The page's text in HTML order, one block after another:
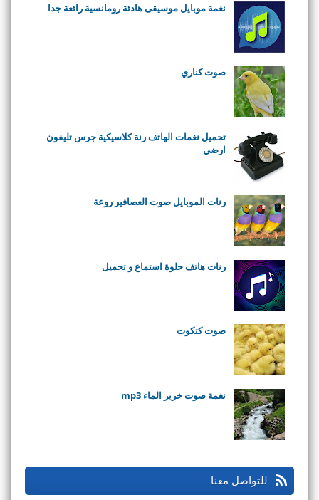
نغمة موبايل موسيقى هادئة رومانسية رائعة جدا
صوت كناري
تحميل نغمات الهاتف رنة كلاسيكية جرس تليفون
ارضي
رنات الموبايل صوت العصافير روعة
رنات هاتف حلوة استماع و تحميل
صوت كتكوت
نغمة صوت خرير الماء mp3
للتواصل معنا